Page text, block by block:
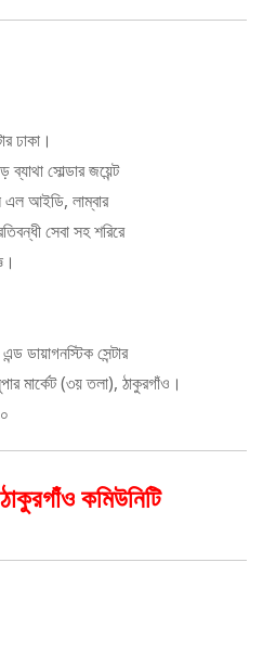
ঢাকা।
সোল্ডার জয়েন্ট
এল আইডি, লাম্বার
সেবা সহ শরিরে
ডায়াগনস্টিক সেন্টার
মার্কেট (৩য় তলা), ঠাকুরগাঁও।
কমিউনিটি